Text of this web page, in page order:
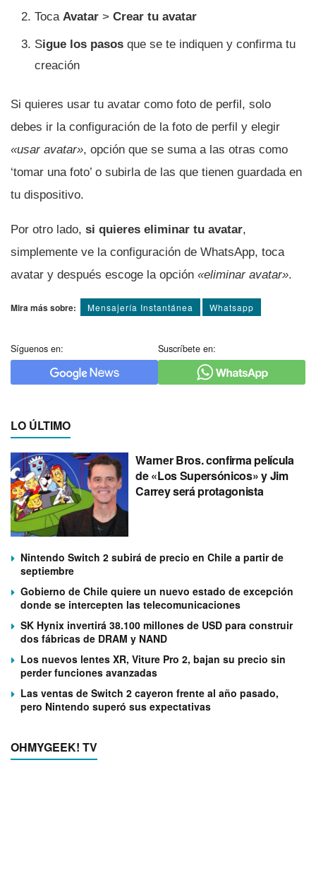
TocaAvatar >Crear tu avatar
Sigue los pasos que se te indiquen y confirma tu
creación
Si quieres usar tu avatar como foto de perfil, solo
debes ir la configuración de la foto de perfil y elegir
«usar avatar», opción que se suma a las otras como
‘tomar una foto’ o subirla de las que tienen guardada en
tu dispositivo.
Por otro lado, si quieres eliminar tu avatar,
simplemente ve la configuración de WhatsApp, toca
avatar y después escoge la opción «eliminar avatar».
Mira más sobre: Mensajería Instantánea Whatsapp
Síguenos en: Suscríbete en:
LO ÚLTIMO
Warner Bros. confirma película
de «Los Supersónicos» y Jim
Carrey será protagonista
Nintendo Switch 2 subirá de precio en Chile a partir de
septiembre
Gobierno de Chile quiere un nuevo estado de excepción
donde se intercepten las telecomunicaciones
SK Hynix invertirá 38.100 millones de USD para construir
dos fábricas de DRAM y NAND
Los nuevos lentes XR, Viture Pro 2, bajan su precio sin
perder funciones avanzadas
Las ventas de Switch 2 cayeron frente al año pasado,
pero Nintendo superó sus expectativas
OHMYGEEK! TV